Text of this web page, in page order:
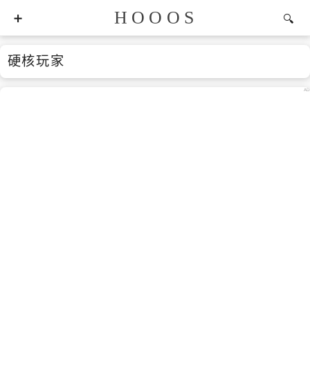
HOOOS
硬核玩家